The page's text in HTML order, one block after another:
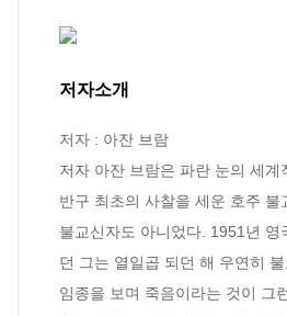
저자소개
저자 : 아잔 브람
저자 아잔 브람은 파란 눈의 세
반구 최초의 사찰을 세운 호주
불교신자도 아니었다. 1951년
던 그는 열일곱 되던 해 우연히
임종을 보며 죽음이라는 것이 그